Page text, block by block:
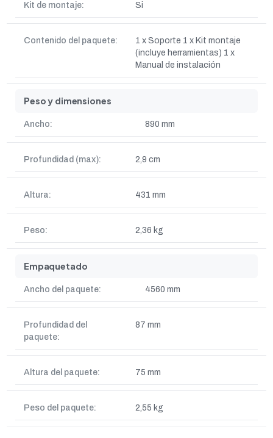
Kit de montaje: Si
Contenido del paquete:
1 x Soporte 1 x Kit montaje
(incluye herramientas) 1 x
Manual de instalación
Peso y dimensiones
Ancho: 890 mm
Profundidad (max): 2,9 cm
Altura: 431 mm
Peso: 2,36 kg
Empaquetado
Ancho del paquete: 4560 mm
Profundidad del
paquete:
87 mm
Altura del paquete: 75 mm
Peso del paquete: 2,55 kg